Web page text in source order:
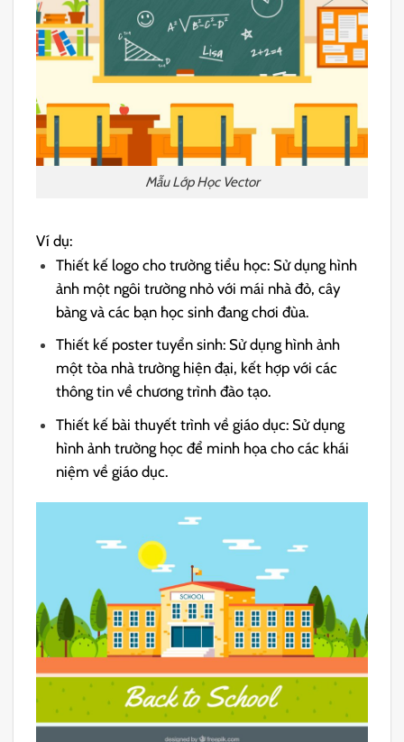
Mẫu Lớp Học Vector
Ví dụ:
Thiết kế logo cho trường tiểu học: Sử dụng hình
ảnh một ngôi trường nhỏ với mái nhà đỏ, cây
bàng và các bạn học sinh đang chơi đùa.
Thiết kế poster tuyển sinh: Sử dụng hình ảnh
một tòa nhà trường hiện đại, kết hợp với các
thông tin về chương trình đào tạo.
Thiết kế bài thuyết trình về giáo dục: Sử dụng
hình ảnh trường học để minh họa cho các khái
niệm về giáo dục.